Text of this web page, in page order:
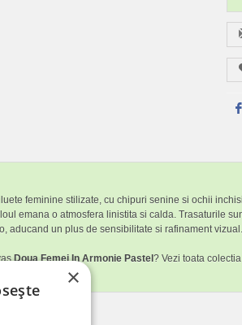
feminine stilizate, cu chipuri senine si ochii
emana o atmosfera linistita si calda. Trasaturile
aducand un plus de sensibilitate si rafinament vizual.
Doua Femei In Armonie Pastel ? Vezi toata
×